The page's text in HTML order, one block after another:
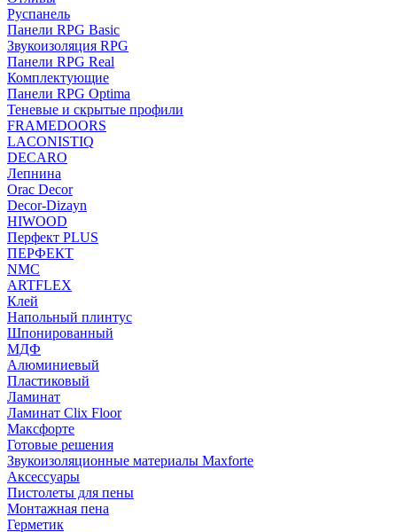
Руспанель
Панели RPG Basic
Звукоизоляция RPG
Панели RPG Real
Комплектующие
Панели RPG Optima
Теневые и скрытые профили
FRAMEDOORS
LACONISTIQ
DECARO
Лепнина
Orac Decor
Decor-Dizayn
HIWOOD
Перфект PLUS
ПЕРФЕКТ
NMC
ARTFLEX
Клей
Напольный плинтус
Шпонированный
МДФ
Алюминиевый
Пластиковый
Ламинат
Ламинат Clix Floor
Максфорте
Готовые решения
Звукоизоляционные материалы Maxforte
Аксессуары
Пистолеты для пены
Монтажная пена
Герметик